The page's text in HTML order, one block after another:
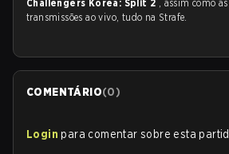
Challengers Korea: Split 2 , assim como
transmissões ao vivo, tudo na Strafe.
COMENTÁRIO(0)
Login para comentar sobre esta